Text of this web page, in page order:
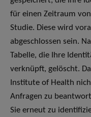
für einen Zeitraum
Studie. Diese wird
abgeschlossen sein.
Tabelle, die Ihre
verknüpft, gelöscht.
Institute of Health
Anfragen zu
Sie erneut zu